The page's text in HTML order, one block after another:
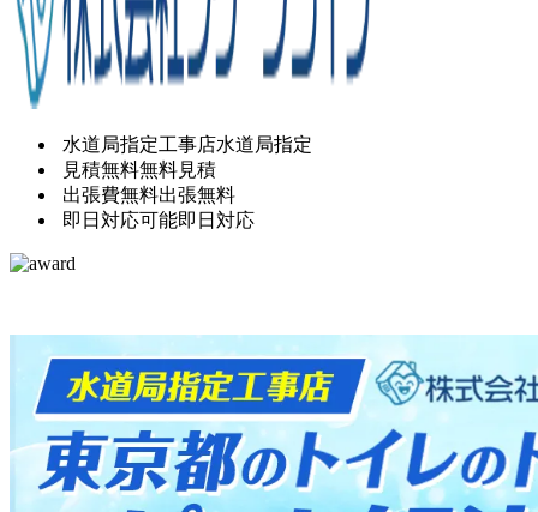
水道局指定工事店水道局指定
見積無料無料見積
出張費無料出張無料
即日対応可能即日対応